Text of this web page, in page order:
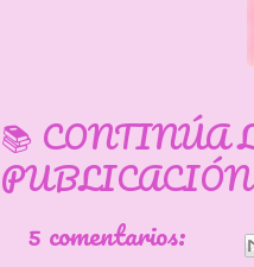
📚 CONTINÚA
5 comentarios: